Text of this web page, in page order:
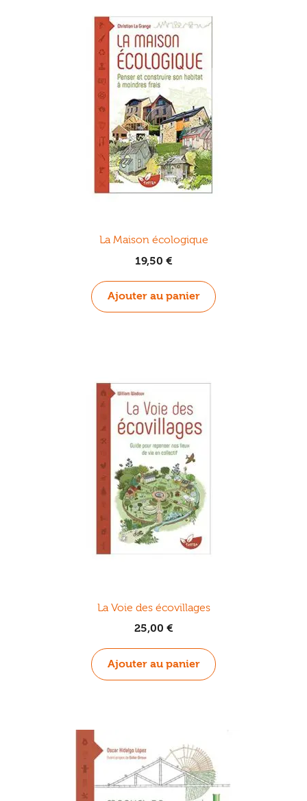
La Maison écologique
19,50 €
Ajouter au panier
La Voie des écovillages
25,00 €
Ajouter au panier